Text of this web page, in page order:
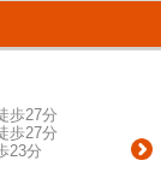
歩27分
歩27分
23分